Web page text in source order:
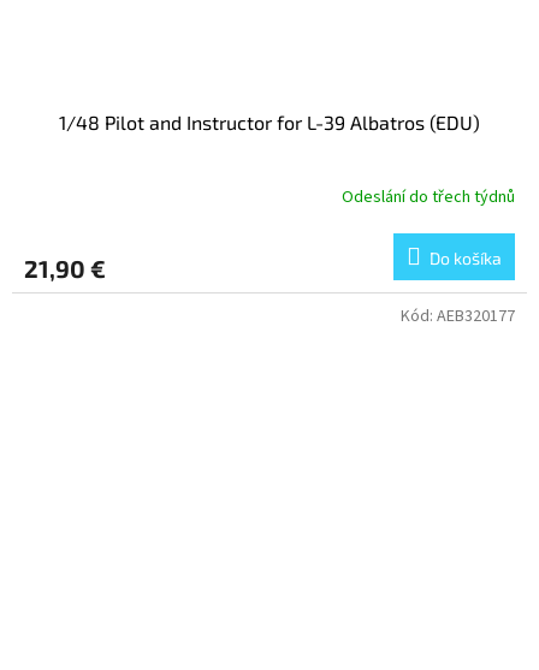
1/48 Pilot and Instructor for L-39 Albatros (EDU)
Odeslání do třech týdnů
21,90 € Do košíka
Kód: AEB320177